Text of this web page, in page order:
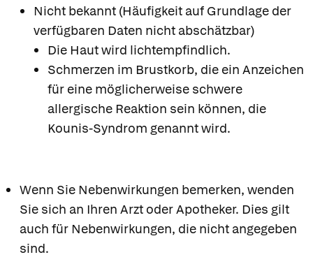
Nicht bekannt (Häufigkeit auf Grundlage der
verfügbaren Daten nicht abschätzbar)
Die Haut wird lichtempfindlich.
Schmerzen im Brustkorb, die ein Anzeichen
für eine möglicherweise schwere
allergische Reaktion sein können, die
Kounis-Syndrom genannt wird.
Wenn Sie Nebenwirkungen bemerken, wenden
Sie sich an Ihren Arzt oder Apotheker. Dies gilt
auch für Nebenwirkungen, die nicht angegeben
sind.